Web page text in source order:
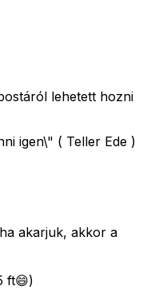
lehetett hozni
igen\" ( Teller Ede )
akarjuk, akkor a
ft😄)